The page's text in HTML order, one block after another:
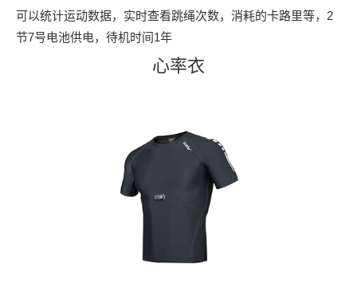
可以统计运动数据，实时查看跳绳次数，消耗的卡路里等，2
节7号电池供电，待机时间1年
心率衣